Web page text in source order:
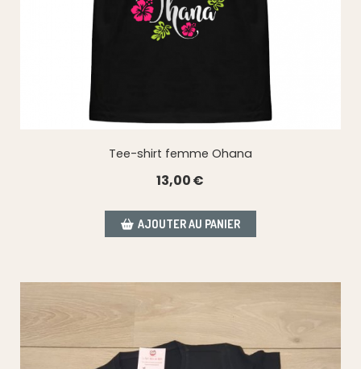
Tee-shirt femme Ohana
13,00€
AJOUTER AU PANIER